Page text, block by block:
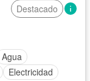
Destacado
Agua
Electricidad